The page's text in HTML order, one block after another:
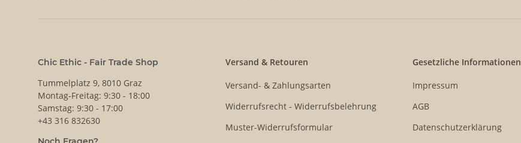
Chic Ethic - Fair Trade Shop
Tummelplatz 9, 8010 Graz
Montag-Freitag: 9:30 - 18:00
Samstag: 9:30 - 17:00
+43 316 832630
Versand & Retouren
Versand- & Zahlungsarten
Widerrufsrecht - Widerrufsbelehrung
Muster-Widerrufsformular
Gesetzliche Informationen
Impressum
AGB
Datenschutzerklärung